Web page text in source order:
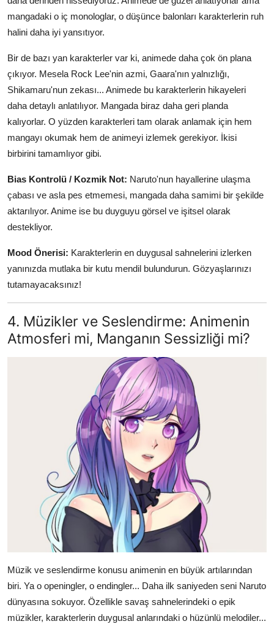
mangadaki o iç monologlar, o düşünce balonları karakterlerin ruh
halini daha iyi yansıtıyor.
Bir de bazı yan karakterler var ki, animede daha çok ön plana
çıkıyor. Mesela Rock Lee'nin azmi, Gaara'nın yalnızlığı,
Shikamaru'nun zekası... Animede bu karakterlerin hikayeleri
daha detaylı anlatılıyor. Mangada biraz daha geri planda
kalıyorlar. O yüzden karakterleri tam olarak anlamak için hem
mangayı okumak hem de animeyi izlemek gerekiyor. İkisi
birbirini tamamlıyor gibi.
Bias Kontrolü / Kozmik Not: Naruto'nun hayallerine ulaşma
çabası ve asla pes etmemesi, mangada daha samimi bir şekilde
aktarılıyor. Anime ise bu duyguyu görsel ve işitsel olarak
destekliyor.
Mood Önerisi: Karakterlerin en duygusal sahnelerini izlerken
yanınızda mutlaka bir kutu mendil bulundurun. Gözyaşlarınızı
tutamayacaksınız!
4. Müzikler ve Seslendirme: Animenin
Atmosferi mi, Manganın Sessizliği mi?
Müzik ve seslendirme konusu animenin en büyük artılarından
biri. Ya o openingler, o endingler... Daha ilk saniyeden seni Naruto
dünyasına sokuyor. Özellikle savaş sahnelerindeki o epik
müzikler, karakterlerin duygusal anlarındaki o hüzünlü melodiler...